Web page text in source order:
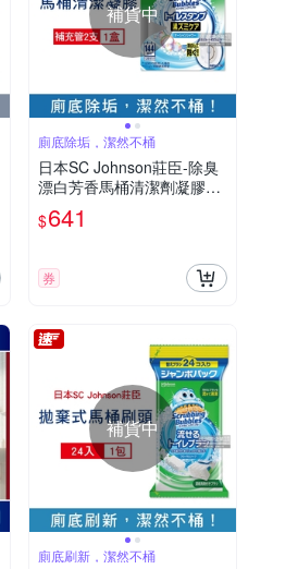
補貨中
廁底除垢，潔然不桶
日本SC Johnson莊臣-除臭
漂白芳香馬桶清潔劑凝膠補
充管38gx2支/盒 3款可選
(鑽石造型凝凍可沖水約144
$641
券
補貨中
廁底刷新，潔然不桶